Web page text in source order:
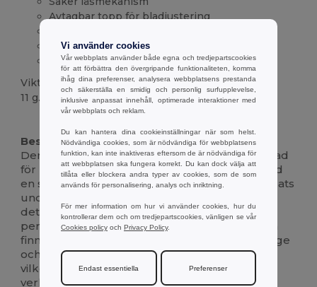
Avtagbar topp för bladjustering
Ergonomiskt grepp för komfort
Tålig plastkropp
Vikt
11 g.
Beskrivning :
Den här mångsidiga verktygskniven är utformad
för precision och säkerhet och är utrustad med
en säker låsmekanism som håller bladet på plats
under användning. Den avtagbara toppen gör
det enkelt att justera bladet, vilket gör den
perfekt för olika skäruppgifter. Den här kniven
finns i livfulla färger som rött, blått, grönt, orange
och vitt och kombinerar funktionalitet med stil,
vilket säkerställer att den sticker ut i din
verktygssamling.
Vi använder cookies
Vår webbplats använder både egna och tredjepartscookies
för att förbättra den övergripande funktionaliteten, komma
ihåg dina preferenser, analysera webbplatsens prestanda
och säkerställa en smidig och personlig surfupplevelse,
inklusive anpassat innehåll, optimerade interaktioner med
vår webbplats och reklam.
Du kan hantera dina cookieinställningar när som helst.
Nödvändiga cookies, som är nödvändiga för webbplatsens
funktion, kan inte inaktiveras eftersom de är nödvändiga för
att webbplatsen ska fungera korrekt. Du kan dock välja att
tillåta eller blockera andra typer av cookies, som de som
används för personalisering, analys och inriktning.
För mer information om hur vi använder cookies, hur du
kontrollerar dem och om tredjepartscookies, vänligen se vår
Cookies policy och Privacy Policy.
Endast essentiella Preferenser